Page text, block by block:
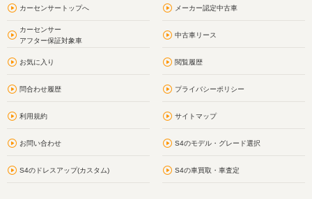
カーセンサートップへ メーカー認定中古車
カーセンサー
アフター保証対象車
中古車リース
お気に入り 閲覧履歴
問合わせ履歴 プライバシーポリシー
利用規約 サイトマップ
お問い合わせ S4のモデル・グレード選択
S4のドレスアップ(カスタム) S4の車買取・車査定